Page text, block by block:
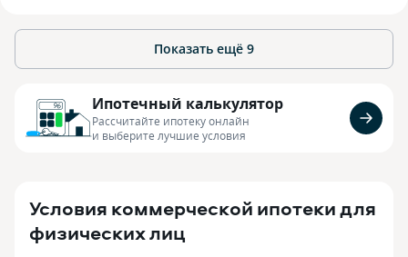
Показать ещё 9
Ипотечный калькулятор
Рассчитайте ипотеку онлайн
и выберите лучшие условия
Условия коммерческой ипотеки для
физических лиц